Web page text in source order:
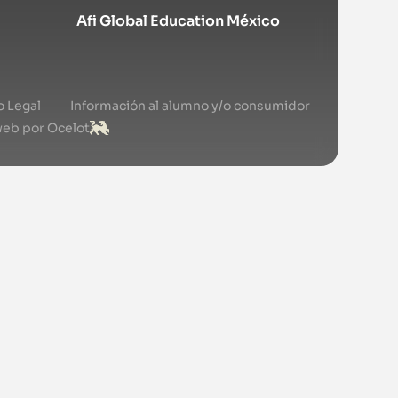
Afi Global Education México
Legal
Información al alumno y/o consumidor
por Ocelot